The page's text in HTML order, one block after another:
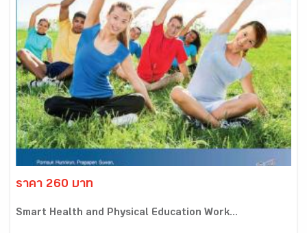
ราคา 260 บาท
Smart Health and Physical Education Work...